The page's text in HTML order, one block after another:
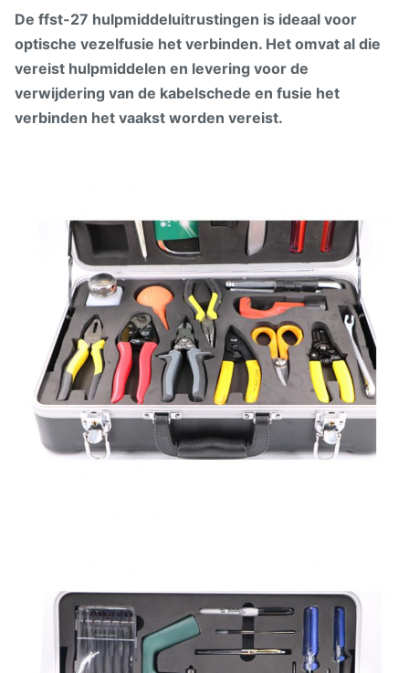
De ffst-27 hulpmiddeluitrustingen is ideaal voor
optische vezelfusie het verbinden. Het omvat al die
vereist hulpmiddelen en levering voor de
verwijdering van de kabelschede en fusie het
verbinden het vaakst worden vereist.